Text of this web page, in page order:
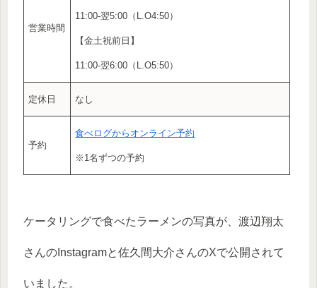
営業時間
11:00-翌5:00（L.O4:50）
【金土祝前日】
11:00-翌6:00（L.O5:50）
定休日 なし
予約
食べログからオンライン予約
※1名ずつの予約
ケータリングで食べたラーメンの写真が、渡辺翔太
さんのInstagramと佐久間大介さんのXで公開されて
いました。